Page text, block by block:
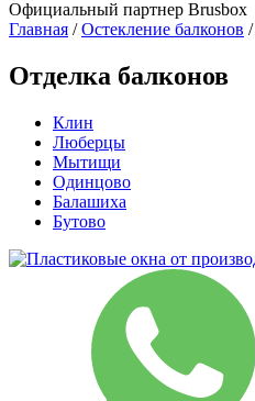
Официальный партнер Brusbox
Главная /Остекление балконов /
Отделка балконов
Клин
Люберцы
Мытищи
Одинцово
Балашиха
Бутово